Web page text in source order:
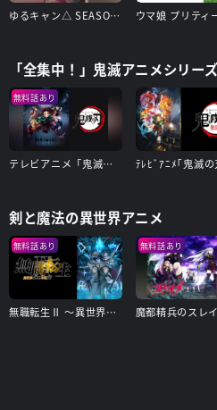
ゆるキャン△ SEASON2
「全集中！」鬼滅アニメシリー
無料話あり
テレビアニメ「鬼滅の刃」竈門炭治郎 立志編
剣と魔法の異世界アニメ
無料話あり
無職転生Ⅱ ～異世界行ったら本気だす～
無料話あり
魔都精兵のスレ